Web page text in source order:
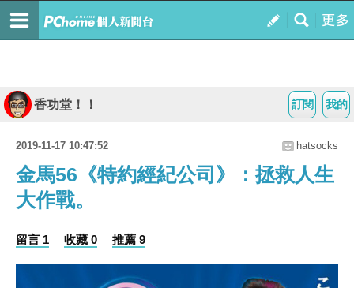
我的
訂閱
香功堂！！
2019-11-17 10:47:52 hatsocks
金馬56《特約經紀公司》：拯救人生
大作戰。
留言 1 收藏 0 推薦 9